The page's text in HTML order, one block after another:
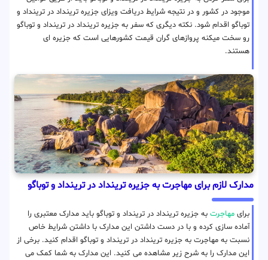
موجود در کشور و در نتیجه شرایط دریافت ویزای جزیره ترینداد در ترینداد‌ و
توباگو اقدام شود. نکته دیگری که سفر به جزیره ترینداد در ترینداد‌ و توباگو
رو سخت میکنه پروازهای گران قیمت کشورهایی است که جزیره ای
هستند.
مدارک لازم برای مهاجرت به جزیره ترینداد در ترینداد‌ و توباگو
برای مهاجرت به جزیره ترینداد در ترینداد‌ و توباگو باید مدارک معتبری را
آماده سازی کرده و با در دست داشتن این مدارک با داشتن شرایط خاص
نسبت به مهاجرت به جزیره ترینداد در ترینداد‌ و توباگو اقدام کنید. برخی از
این مدارک را به شرح زیر مشاهده می کنید. این مدارک به شما کمک می